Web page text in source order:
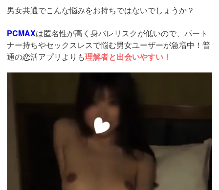
男女共通でこんな悩みをお持ちではないでしょうか？
PCMAXは匿名性が高く身バレリスクが低いので、パート
ナー持ちやセックスレスで悩む男女ユーザーが急増中！普
通の恋活アプリよりも理解者と出会いやすい！